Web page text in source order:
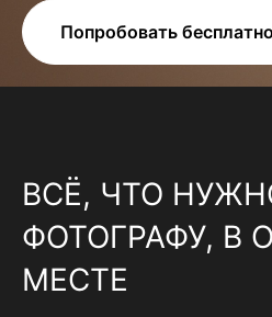
Попробовать бесплатно
ВСЁ, ЧТО
ФОТОГРАФУ, В
МЕСТЕ